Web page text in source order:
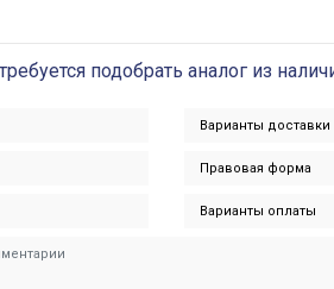
подобрать аналог из